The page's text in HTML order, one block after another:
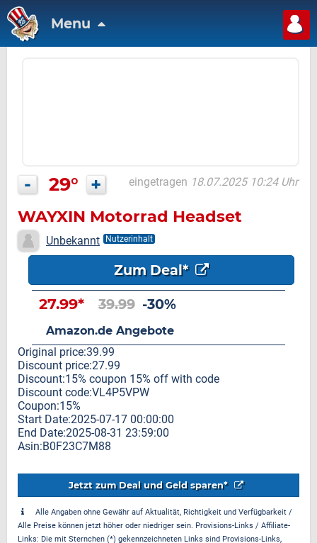
Menu
- 29° + eingetragen 18.07.2025 10:24 Uhr
WAYXIN Motorrad Headset
Unbekannt Nutzerinhalt
Zum Deal*
27.99* 39.99 -30%
Amazon.de Angebote
Original price:39.99
Discount price:27.99
Discount:15% coupon 15% off with code
Discount code:VL4P5VPW
Coupon:15%
Start Date:2025-07-17 00:00:00
End Date:2025-08-31 23:59:00
Asin:B0F23C7M88
Jetzt zum Deal und Geld sparen*
Alle Angaben ohne Gewähr auf Aktualität, Richtigkeit und Verfügbarkeit /
Alle Preise können jetzt höher oder niedriger sein. Provisions-Links / Affiliate-
Links: Die mit Sternchen (*) gekennzeichneten Links sind Provisions-Links,